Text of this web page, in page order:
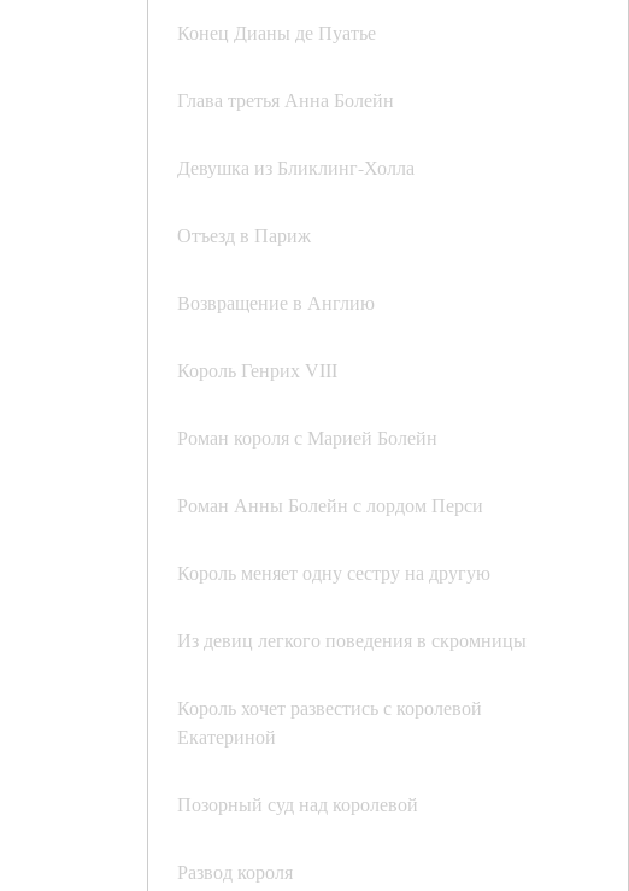
Конец Дианы де Пуатье
Глава третья Анна Болейн
Девушка из Бликлинг-Холла
Отъезд в Париж
Возвращение в Англию
Король Генрих VIII
Роман короля с Марией Болейн
Роман Анны Болейн с лордом Перси
Король меняет одну сестру на другую
Из девиц легкого поведения в скромницы
Король хочет развестись с королевой
Екатериной
Позорный суд над королевой
Развод короля